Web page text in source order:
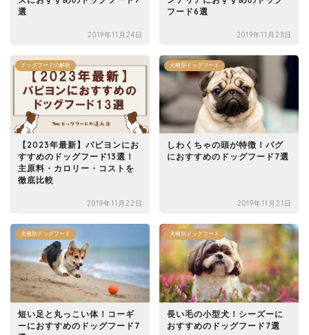
選
2019年11月24日
フード6選
2019年11月23日
ドッグフードの解析
【2023年最新】パピヨンにお
すすめのドッグフード13選！
主原料・カロリー・コストを
徹底比較
2019年11月22日
犬種別ドッグフード
しわくちゃの頭が特徴！パグ
におすすめのドッグフード7選
2019年11月21日
犬種別ドッグフード
短い足と丸っこい体！コーギ
ーにおすすめのドッグフード7
犬種別ドッグフード
長い毛の小型犬！シーズーに
おすすめのドッグフード7選